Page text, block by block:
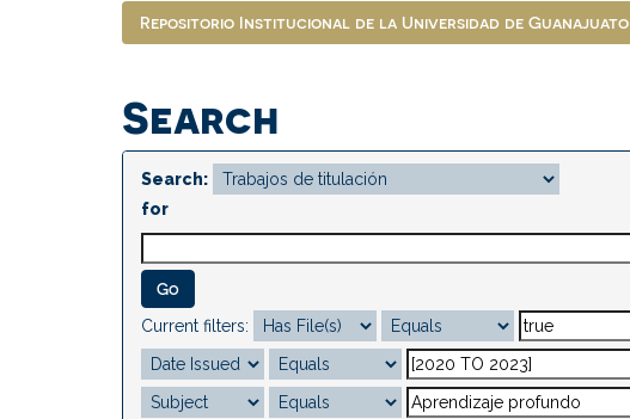
Repositorio Institucional de la Universidad de Guanajuato
Search
Search:
for
Current filters: